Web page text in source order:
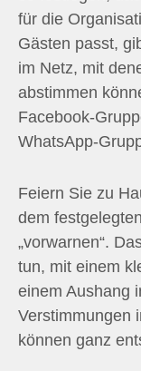
für die
Gästen passt,
im Netz, mit
abstimmen
Facebook-
WhatsApp-
Feiern Sie zu
dem
„vorwarnen“.
tun, mit einem
einem Aushang
Verstimmungen
können ganz